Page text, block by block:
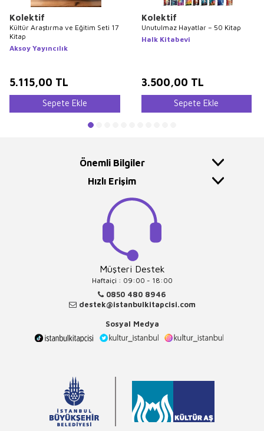
Kolektif
Kültür Araştırma ve Eğitim Seti 17
Kitap
Aksoy Yayıncılık
5.115,00 TL
Sepete Ekle
Kolektif
Unutulmaz Hayatlar – 50 Kitap
Halk Kitabevi
3.500,00 TL
Sepete Ekle
Önemli Bilgiler
Hızlı Erişim
Müşteri Destek
Haftaiçi : 09:00 - 18:00
0850 480 8946
destek@istanbulkitapcisi.com
Sosyal Medya